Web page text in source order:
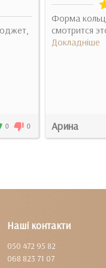
0 0
Форма
смотрится
Докладніше
Арина
Наші контакти
050 472 95 82
068 823 71 07